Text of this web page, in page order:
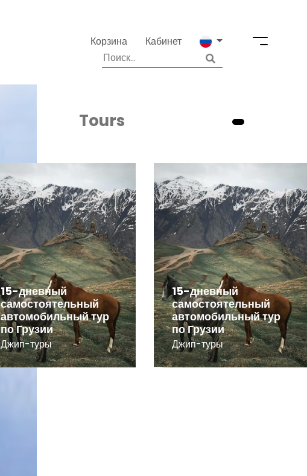
Кабинет
Корзина
Tours
15-дневный
самостоятельный
автомобильный тур
по Грузии
Джип-туры
15-дневный
самостоятельный
автомобильный тур
по Грузии
Джип-туры